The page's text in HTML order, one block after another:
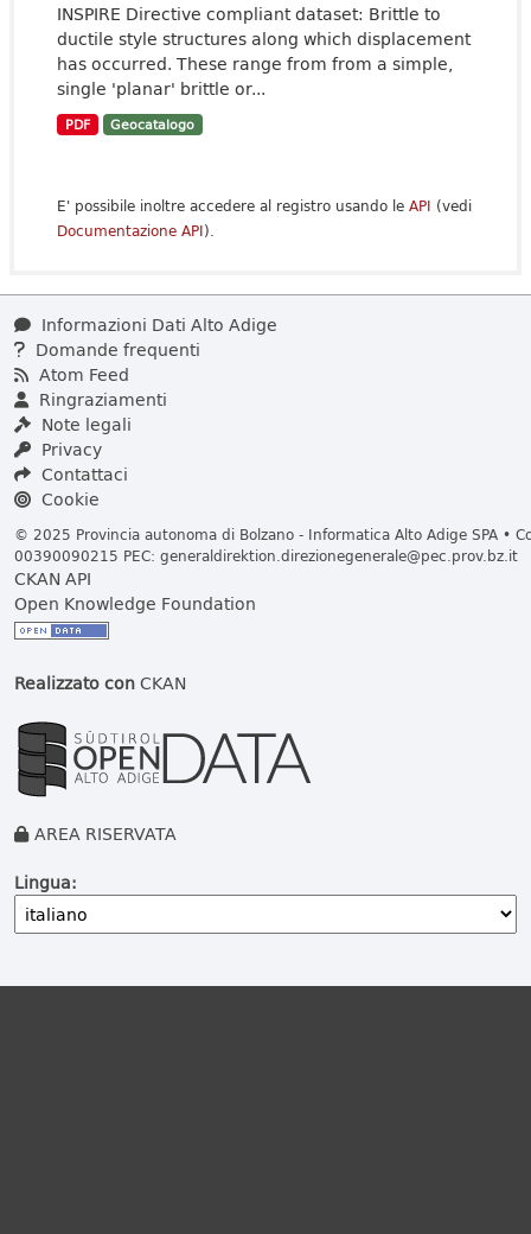
INSPIRE Directive compliant dataset: Brittle to
ductile style structures along which displacement
has occurred. These range from from a simple,
single 'planar' brittle or...
PDF Geocatalogo
E' possibile inoltre accedere al registro usando le API (vedi
Documentazione API).
Informazioni Dati Alto Adige
Domande frequenti
Atom Feed
Ringraziamenti
Note legali
Privacy
Contattaci
Cookie
© 2025 Provincia autonoma di Bolzano - Informatica Alto Adige SPA •
00390090215 PEC: generaldirektion.direzionegenerale@pec.prov.bz.it
CKAN API
Open Knowledge Foundation
Realizzato conCKAN
AREA RISERVATA
Lingua